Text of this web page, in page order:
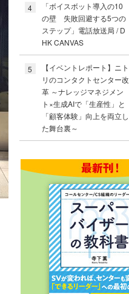
4
「ボイスボット導入の10
の壁 失敗回避する5つの
ステップ」電話放送局 / D
HK CANVAS
5
【イベントレポート】ニト
リのコンタクトセンター改
革 ～ナレッジマネジメン
ト×生成AIで「生産性」と
「顧客体験」向上を両立し
た舞台裏～